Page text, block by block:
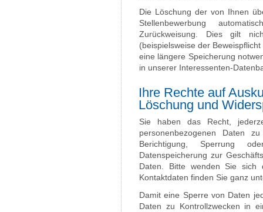
Die Löschung der von Ihnen
Stellenbewerbung
Zurückweisung. Dies gilt
(beispielsweise der
eine längere Speicherung
in unserer Interessenten-
Ihre Rechte auf
Löschung und
Sie haben das Recht,
personenbezogenen Daten
Berichtigung, Sperrung
Datenspeicherung zur
Daten. Bitte wenden Sie sich
Kontaktdaten finden Sie ganz
Damit eine Sperre von Daten
Daten zu Kontrollzwecken in